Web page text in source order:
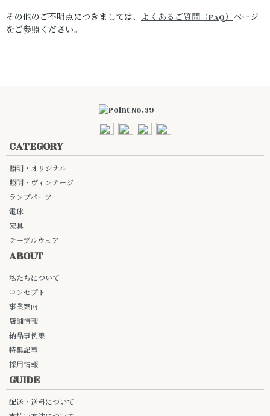
その他のご不明点につきましては、 よくあるご質問（FAQ）ページ
をご参照ください。
CATEGORY
照明・オリジナル
照明・ヴィンテージ
ランプパーツ
電球
家具
テーブルウェア
ABOUT
私たちについて
コンセプト
事業案内
店舗情報
納品事例集
特集記事
採用情報
GUIDE
配送・送料について